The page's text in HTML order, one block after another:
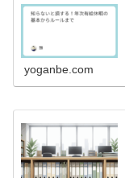
yoganbe.com